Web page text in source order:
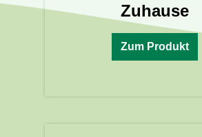
Zuhause
Zum Produkt